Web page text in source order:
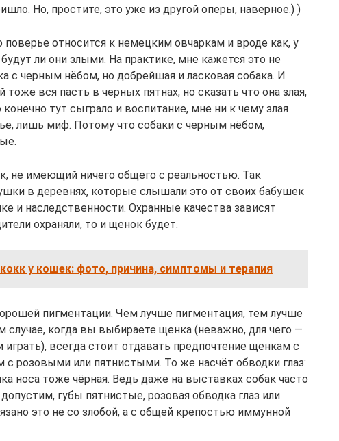
Но, простите, это уже из другой оперы, наверное.) )
поверье относится к немецким овчаркам и вроде как, у
ли они злыми. На практике, мне кажется это не
с черным нёбом, но добрейшая и ласковая собака. И
тоже вся пасть в черных пятнах, но сказать что она злая,
тут сыграло и воспитание, мне ни к чему злая
лишь миф. Потому что собаки с черным нёбом,
не имеющий ничего общего с реальностью. Так
в деревнях, которые слышали это от своих бабушек
и наследственности. Охранные качества зависят
охраняли, то и щенок будет.
у кошек: фото, причина, симптомы и терапия
пигментации. Чем лучше пигментация, тем лучше
когда вы выбираете щенка (неважно, для чего —
всегда стоит отдавать предпочтение щенкам с
розовыми или пятнистыми. То же насчёт обводки глаз:
носа тоже чёрная. Ведь даже на выставках собак часто
губы пятнистые, розовая обводка глаз или
это не со злобой, а с общей крепостью иммунной